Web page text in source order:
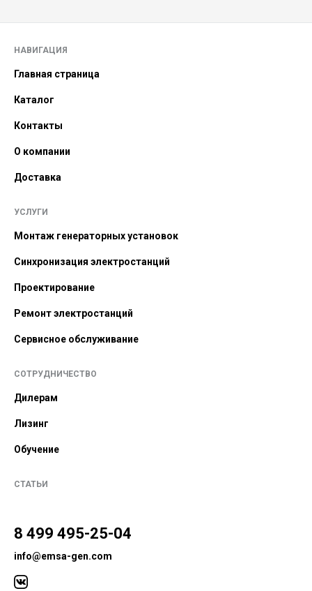
НАВИГАЦИЯ
Главная страница
Каталог
Контакты
О компании
Доставка
УСЛУГИ
Монтаж генераторных установок
Синхронизация электростанций
Проектирование
Ремонт электростанций
Сервисное обслуживание
СОТРУДНИЧЕСТВО
Дилерам
Лизинг
Обучение
СТАТЬИ
8 499 495-25-04
info@emsa-gen.com